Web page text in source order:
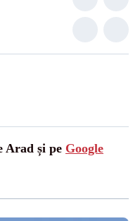
Arad și pe Google